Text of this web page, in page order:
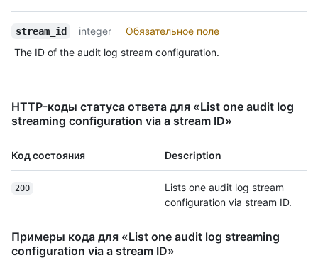
stream_id integer
Обязательное поле
The ID of the audit log stream configuration.
HTTP-коды статуса ответа для «List one audit log
streaming configuration via a stream ID»
Код состояния Description
200
Lists one audit log stream
configuration via stream ID.
Примеры кода для «List one audit log streaming
configuration via a stream ID»